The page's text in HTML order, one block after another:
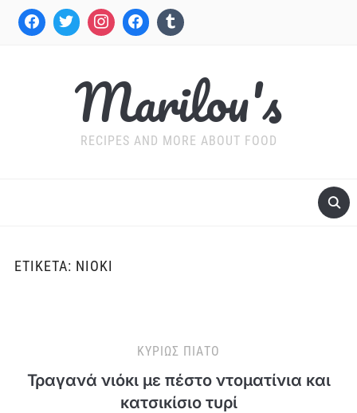
Marilou's
RECIPES AND MORE ABOUT FOOD
ΕΤΙΚΈΤΑ: ΝΙΌΚΙ
ΚΥΡΊΩΣ ΠΙΆΤΟ
Τραγανά νιόκι με πέστο ντοματίνια και
κατσικίσιο τυρί